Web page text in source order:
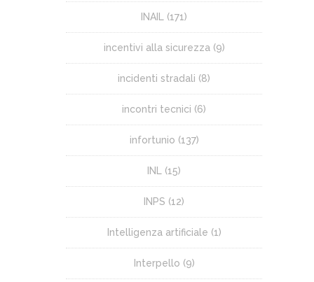
INAIL (171)
incentivi alla sicurezza (9)
incidenti stradali (8)
incontri tecnici (6)
infortunio (137)
INL (15)
INPS (12)
Intelligenza artificiale (1)
Interpello (9)